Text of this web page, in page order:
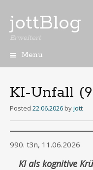
jottBlog
Erweitert
Menu
KI-Unfall
Posted 22.06.2026 byjott
990. t3n, 11.06.2026
KI als kognitive